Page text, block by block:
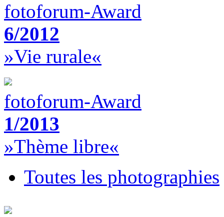
fotoforum-Award
6/2012
»Vie rurale«
fotoforum-Award
1/2013
»Thème libre«
Toutes les photographies